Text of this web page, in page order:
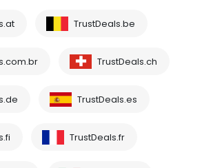
TrustDeals.be
TrustDeals.ch
TrustDeals.es
TrustDeals.fr